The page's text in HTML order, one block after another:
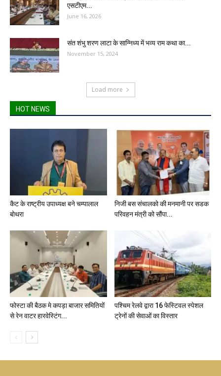
एसटीएम...
June 16, 2026
संत शंभु शरण लाटा के सान्निध्य में भव्य राम कथा का...
November 15, 2024
Load more
HOT NEWS
कैट के राष्ट्रीय उपाध्यक्ष बने चम्पालाल
बोथरा
निजी बस संचालको की मनमानी पर सडक
परिवहन मंत्री को सौंपा...
फोस्टा की बैठक मे कपड़ा बाजार समितियों
से रेन वाटर हारवेस्टिंग...
पश्चिम रेलवे द्वारा 16 फेस्टिवल स्पेशल
ट्रेनों की सेवाओं का विस्तार